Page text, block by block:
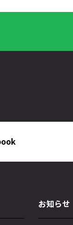
お知らせ